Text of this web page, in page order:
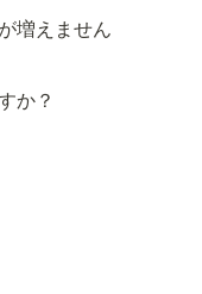
増えません
か？